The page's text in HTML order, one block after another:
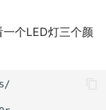
个LED灯三个颜